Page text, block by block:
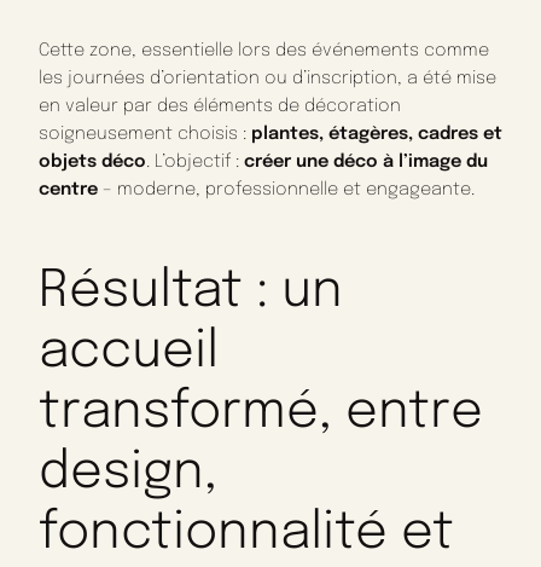
Cette zone, essentielle lors des événements comme
les journées d’orientation ou d’inscription, a été mise
en valeur par des éléments de décoration
soigneusement choisis : plantes, étagères, cadres et
objets déco . L’objectif : créer une déco à l’image du
centre – moderne, professionnelle et engageante.
Résultat : un
accueil
transformé, entre
design,
fonctionnalité et